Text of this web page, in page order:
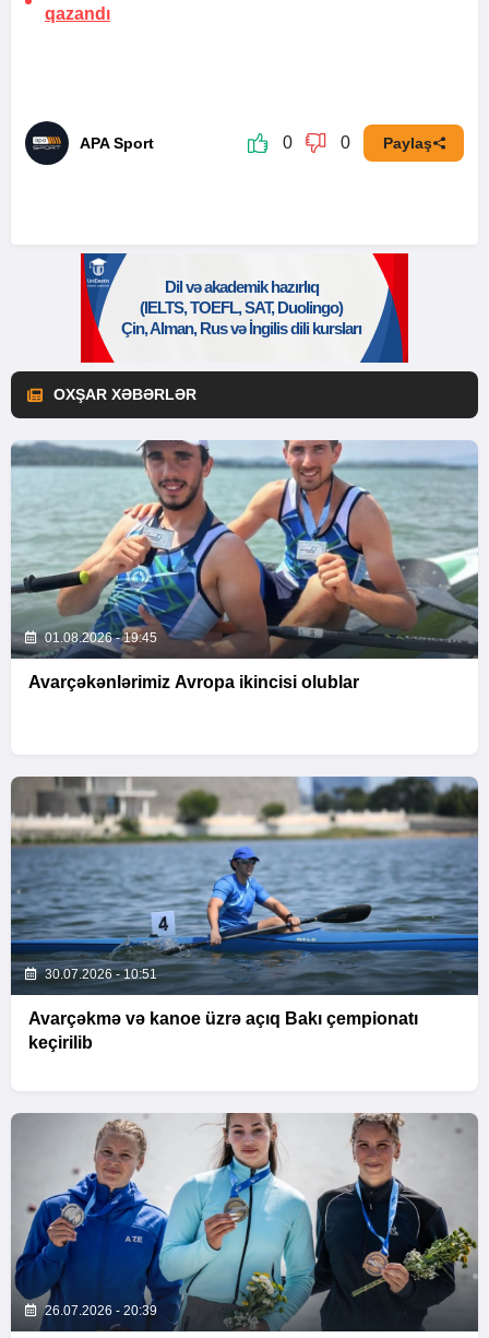
qazandı
APA Sport 0 0 Paylaş
OXŞAR XƏBƏRLƏR
01.08.2026 - 19:45
Avarçəkənlərimiz Avropa ikincisi olublar
30.07.2026 - 10:51
Avarçəkmə və kanoe üzrə açıq Bakı çempionatı
keçirilib
26.07.2026 - 20:39